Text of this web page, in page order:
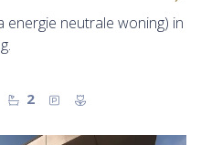
energie neutrale woning) in
2